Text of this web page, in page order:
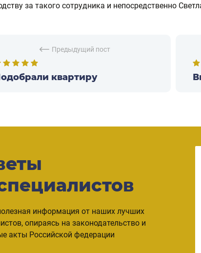
за такого сотрудника и непосредственно
Предыдущий пост
квартиру
информация от наших лучших
опираясь на законодательство и
акты Российской федерации
КАК ПРОДАТЬ ИПОТЕЧНУЮ
Согласно статьям №29 и №33 ФЗ, собственник
правил. Владельцы недвижимости приходят к
такому решению в случае развода,
невозможности ежемесячно выплачивать взносы